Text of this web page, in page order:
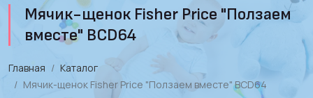
Мячик-щенок Fisher Price "Ползаем
вместе" BCD64
Главная
Каталог
Мячик-щенок Fisher Price "Ползаем вместе" BCD64